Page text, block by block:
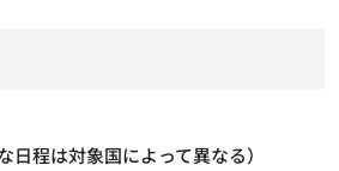
程は対象国によって異なる）